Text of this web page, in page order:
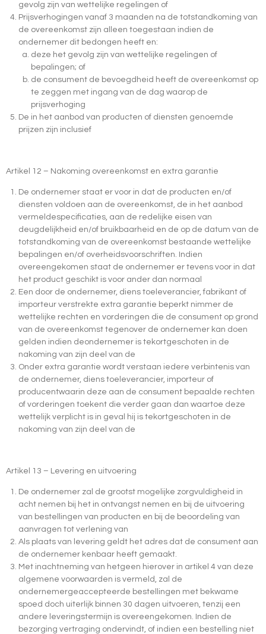
gevolg zijn van wettelijke regelingen of
Prijsverhogingen vanaf 3 maanden na de totstandkoming van
de overeenkomst zijn alleen toegestaan indien de
ondernemer dit bedongen heeft en:
deze het gevolg zijn van wettelijke regelingen of
bepalingen; of
de consument de bevoegdheid heeft de overeenkomst op
te zeggen met ingang van de dag waarop de
prijsverhoging
De in het aanbod van producten of diensten genoemde
prijzen zijn inclusief
Artikel 12 – Nakoming overeenkomst en extra garantie
De ondernemer staat er voor in dat de producten en/of
diensten voldoen aan de overeenkomst, de in het aanbod
vermeldespecificaties, aan de redelijke eisen van
deugdelijkheid en/of bruikbaarheid en de op de datum van de
totstandkoming van de overeenkomst bestaande wettelijke
bepalingen en/of overheidsvoorschriften. Indien
overeengekomen staat de ondernemer er tevens voor in dat
het product geschikt is voor ander dan normaal
Een door de ondernemer, diens toeleverancier, fabrikant of
importeur verstrekte extra garantie beperkt nimmer de
wettelijke rechten en vorderingen die de consument op grond
van de overeenkomst tegenover de ondernemer kan doen
gelden indien deondernemer is tekortgeschoten in de
nakoming van zijn deel van de
Onder extra garantie wordt verstaan iedere verbintenis van
de ondernemer, diens toeleverancier, importeur of
producentwaarin deze aan de consument bepaalde rechten
of vorderingen toekent die verder gaan dan waartoe deze
wettelijk verplicht is in geval hij is tekortgeschoten in de
nakoming van zijn deel van de
Artikel 13 – Levering en uitvoering
De ondernemer zal de grootst mogelijke zorgvuldigheid in
acht nemen bij het in ontvangst nemen en bij de uitvoering
van bestellingen van producten en bij de beoordeling van
aanvragen tot verlening van
Als plaats van levering geldt het adres dat de consument aan
de ondernemer kenbaar heeft gemaakt.
Met inachtneming van hetgeen hierover in artikel 4 van deze
algemene voorwaarden is vermeld, zal de
ondernemergeaccepteerde bestellingen met bekwame
spoed doch uiterlijk binnen 30 dagen uitvoeren, tenzij een
andere leveringstermijn is overeengekomen. Indien de
bezorging vertraging ondervindt, of indien een bestelling niet